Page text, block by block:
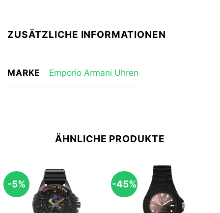
ZUSÄTZLICHE INFORMATIONEN
MARKE Emporio Armani Uhren
ÄHNLICHE PRODUKTE
-5% -45%